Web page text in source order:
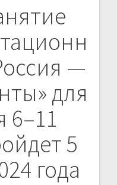
—
для
6–11
5
года